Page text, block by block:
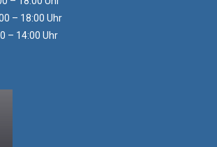
– 18:00 Uhr
14:00 Uhr